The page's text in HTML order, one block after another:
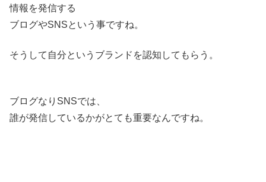
情報を発信する
ブログやSNSという事ですね。
そうして自分というブランドを認知してもらう。
ブログなりSNSでは、
誰が発信しているかがとても重要なんですね。